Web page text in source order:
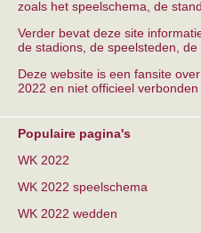
zoals het speelschema, de
Verder bevat deze site
de stadions, de speelsteden,
Deze website is een fansite
2022 en niet officieel verbonden
Populaire pagina's
WK 2022
WK 2022 speelschema
WK 2022 wedden